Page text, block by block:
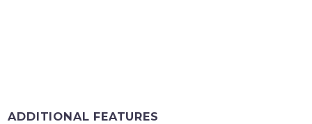
ADDITIONAL FEATURES